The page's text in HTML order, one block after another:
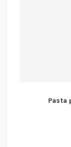
Pasta